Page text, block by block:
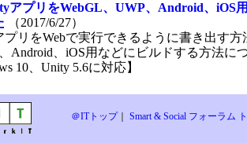
アプリをWebGL、UWP、Android、iOS
（2017/6/27）
リをWebで実行できるように書き出す方
Android、iOS用などにビルドする方法に
10、Unity 5.6に対応】
＠ITトップ｜ Smart & Social フォーラム